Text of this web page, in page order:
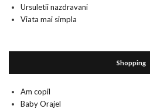
Ursuletii nazdravani
Viata mai simpla
Shopping
Am copil
Baby Orajel